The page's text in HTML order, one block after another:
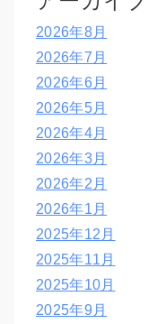
2026年8月
2026年7月
2026年6月
2026年5月
2026年4月
2026年3月
2026年2月
2026年1月
2025年12月
2025年11月
2025年10月
2025年9月